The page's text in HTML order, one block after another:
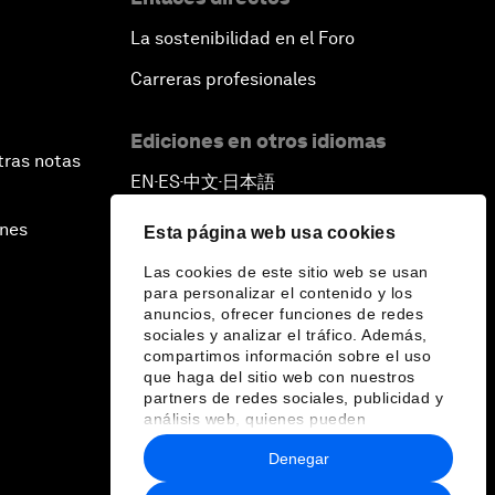
Esta página web usa cookies
Las cookies de este sitio web se usan
para personalizar el contenido y los
anuncios, ofrecer funciones de redes
sociales y analizar el tráfico. Además,
compartimos información sobre el uso
que haga del sitio web con nuestros
partners de redes sociales, publicidad y
análisis web, quienes pueden
combinarla con otra información que les
haya proporcionado o que hayan
recopilado a partir del uso que haya
Denegar
notas
La sostenibilidad en el Foro
Carreras profesionales
Ediciones en otros idiomas
EN ▪ ES▪中文▪ 日本語